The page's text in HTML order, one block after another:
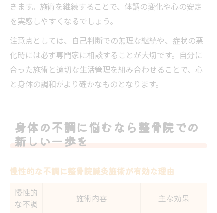
きます。施術を継続することで、体調の変化や心の安定
を実感しやすくなるでしょう。
注意点としては、自己判断での無理な継続や、症状の悪
化時には必ず専門家に相談することが大切です。自分に
合った施術と適切な生活管理を組み合わせることで、心
と身体の調和がより確かなものとなります。
身体の不調に悩むなら整骨院での
新しい一歩を
慢性的な不調に整骨院鍼灸施術が有効な理由
慢性的
な不調
施術内容 主な効果